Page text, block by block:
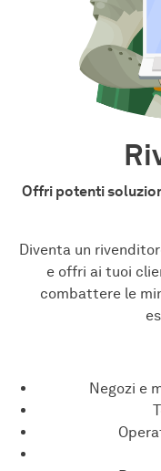
Offri potenti
Diventa un
e offri ai tuoi
combattere le
Negozi e